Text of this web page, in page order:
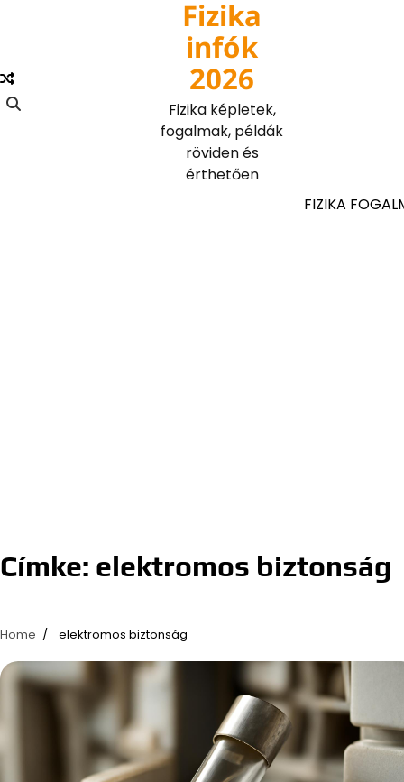
Fizika
infók
2026
Fizika képletek,
fogalmak, példák
röviden és
érthetően
FIZIKA
Címke: elektromos biztonság
Home elektromos biztonság